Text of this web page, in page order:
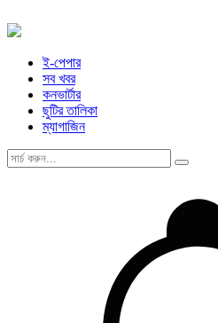
ই-পেপার
সব খবর
কনভার্টার
ছুটির তালিকা
ম্যাগাজিন